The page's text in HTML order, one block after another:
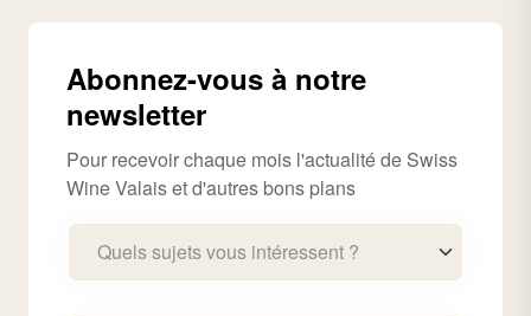
Abonnez-vous à notre
newsletter
Pour recevoir chaque mois l'actualité de Swiss
Wine Valais et d'autres bons plans
Quels sujets vous intéressent ?